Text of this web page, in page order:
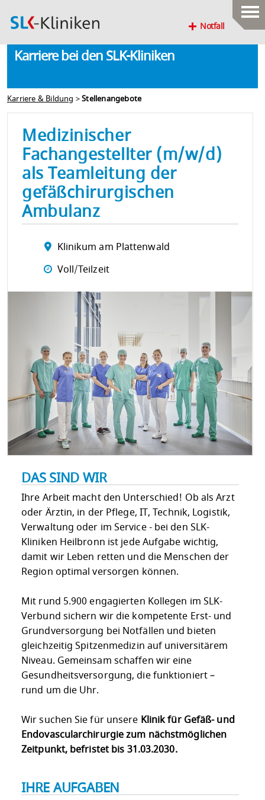
Notfall
Karriere bei den SLK-Kliniken
Karriere & Bildung >Stellenangebote
Medizinischer
Fachangestellter (m/w/d)
als Teamleitung der
gefäßchirurgischen
Ambulanz
Klinikum am Plattenwald
Voll/Teilzeit
DAS SIND WIR
Ihre Arbeit macht den Unterschied! Ob als Arzt
oder Ärztin, in der Pflege, IT, Technik, Logistik,
Verwaltung oder im Service - bei den SLK-
Kliniken Heilbronn ist jede Aufgabe wichtig,
damit wir Leben retten und die Menschen der
Region optimal versorgen können.
Mit rund 5.900 engagierten Kollegen im SLK-
Verbund sichern wir die kompetente Erst- und
Grundversorgung bei Notfällen und bieten
gleichzeitig Spitzenmedizin auf universitärem
Niveau. Gemeinsam schaffen wir eine
Gesundheitsversorgung, die funktioniert –
rund um die Uhr.
Wir suchen Sie für unsere Klinik für Gefäß- und
Endovascularchirurgie zum nächstmöglichen
Zeitpunkt, befristet bis 31.03.2030.
IHRE AUFGABEN